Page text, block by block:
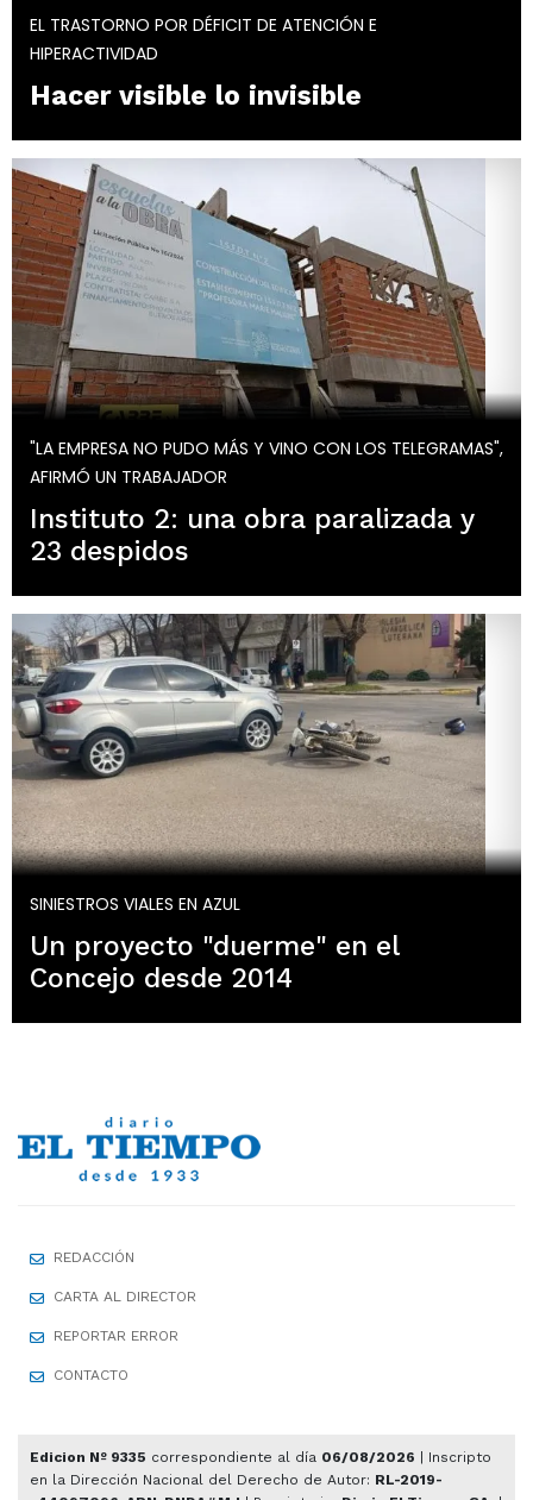
EL TRASTORNO POR DÉFICIT DE ATENCIÓN E
HIPERACTIVIDAD
Hacer visible lo invisible
"LA EMPRESA NO PUDO MÁS Y VINO CON LOS TELEGRAMAS",
AFIRMÓ UN TRABAJADOR
Instituto 2: una obra paralizada y
23 despidos
SINIESTROS VIALES EN AZUL
Un proyecto "duerme" en el
Concejo desde 2014
REDACCIÓN
CARTA AL DIRECTOR
REPORTAR ERROR
CONTACTO
Edicion Nº 9335 correspondiente al día 06/08/2026 | Inscripto
en la Dirección Nacional del Derecho de Autor: RL-2019-